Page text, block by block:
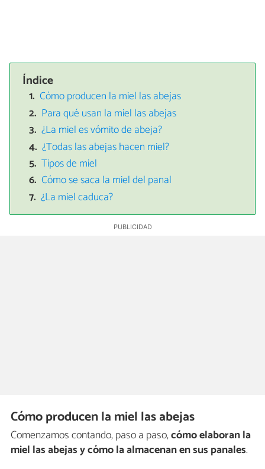
Índice
Cómo producen la miel las abejas
Para qué usan la miel las abejas
¿La miel es vómito de abeja?
¿Todas las abejas hacen miel?
Tipos de miel
Cómo se saca la miel del panal
¿La miel caduca?
Cómo producen la miel las abejas
Comenzamos contando, paso a paso,cómo elaboran la
miel las abejas y cómo la almacenan en sus panales.